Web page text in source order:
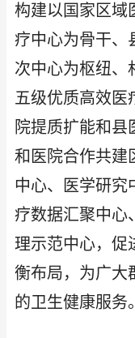
构建以国家区域
疗中心为骨干、
次中心为枢纽、
五级优质高效医
院提质扩能和
和医院合作共建
中心、医学研究
疗数据汇聚中心
理示范中心，促
衡布局，为广大
的卫生健康服务。